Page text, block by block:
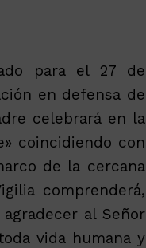
para el 27 de
en defensa de
celebrará en la
coincidiendo con
de la cercana
comprenderá,
al Señor
vida humana y